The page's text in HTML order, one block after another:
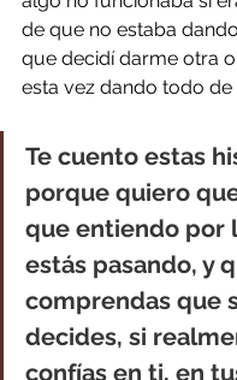
de que no estaba
que decidí darme otra
esta vez dando todo de
Te cuento estas
porque quiero
que entiendo por
estás pasando, y
comprendas que
decides, si
confías en ti, en